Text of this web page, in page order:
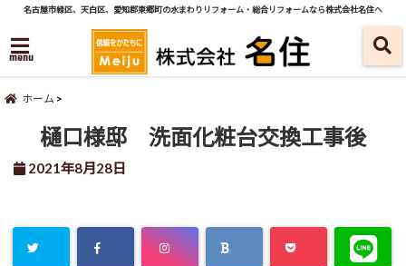
名古屋市緑区、天白区、愛知郡東郷町の水まわりリフォーム・総合リフォームなら株式会社名住へ
menu
ホーム
樋口様邸 洗面化粧台交換工事後
2021年8月28日